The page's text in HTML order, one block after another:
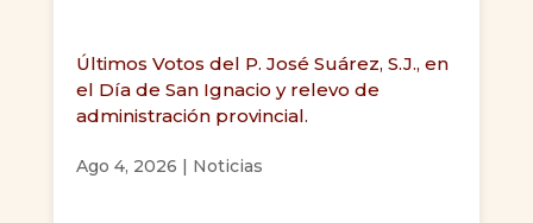
Últimos Votos del P. José Suárez, S.J., en
el Día de San Ignacio y relevo de
administración provincial.
Ago 4, 2026 | Noticias